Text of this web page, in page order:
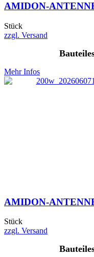
AMIDON-
Stück
zzgl. Versand
Mehr Infos
AMIDON-
Stück
zzgl. Versand